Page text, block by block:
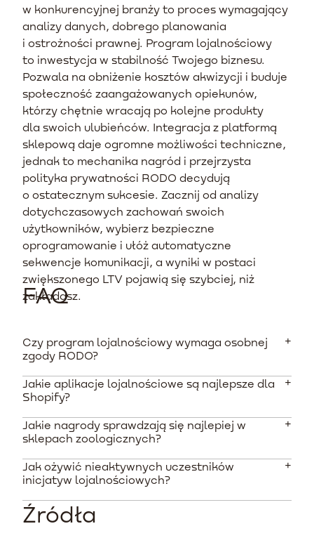
w konkurencyjnej branży to proces wymagający
analizy danych, dobrego planowania
i ostrożności prawnej. Program lojalnościowy
to inwestycja w stabilność Twojego biznesu.
Pozwala na obniżenie kosztów akwizycji i buduje
społeczność zaangażowanych opiekunów,
którzy chętnie wracają po kolejne produkty
dla swoich ulubieńców. Integracja z platformą
sklepową daje ogromne możliwości techniczne,
jednak to mechanika nagród i przejrzysta
polityka prywatności RODO decydują
o ostatecznym sukcesie. Zacznij od analizy
dotychczasowych zachowań swoich
użytkowników, wybierz bezpieczne
oprogramowanie i ułóż automatyczne
sekwencje komunikacji, a wyniki w postaci
zwiększonego LTV pojawią się szybciej, niż
zakładasz.
FAQ
Czy program lojalnościowy wymaga osobnej
zgody RODO?
Tak, zapis do bazy uczestników wymaga wyraźnej,
ogólnego regulaminu e-commerce ani z zapisem do
standardowego newslettera.
Jakie aplikacje lojalnościowe są najlepsze dla
Shopify?
Właściciele sklepów najczęściej wybierają wtyczki
integrują i oferują koszt utrzymania od 40 do 800 PLN
miesięcznie w zależności od planu.
Jakie nagrody sprawdzają się najlepiej w
sklepach zoologicznych?
Klienci kupujący dla zwierząt preferują mechanizmy
łączące zniżki na karmę, darmową dostawę bez progu
cenowego oraz małe prezenty niespodzianki wysyłane
Jak ożywić nieaktywnych uczestników
inicjatyw lojalnościowych?
Rozwiązaniem jest marketing automation sprzężone z
Źródła